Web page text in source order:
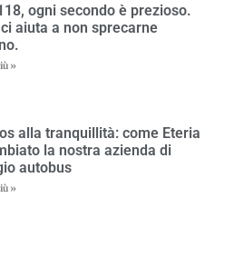
ogni secondo è prezioso.
aiuta a non sprecarne
»
alla tranquillità: come Eteria
la nostra azienda di
autobus
»